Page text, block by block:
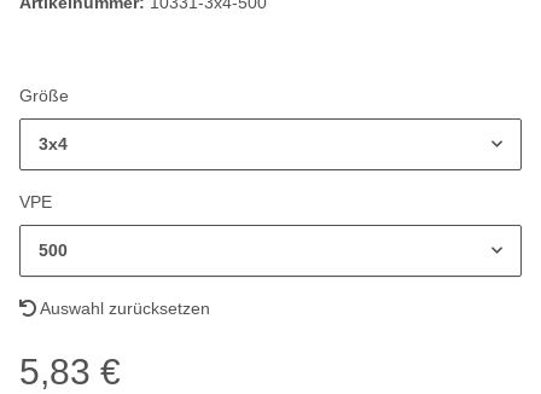
Größe
3x4
VPE
500
Auswahl zurücksetzen
5,83 €